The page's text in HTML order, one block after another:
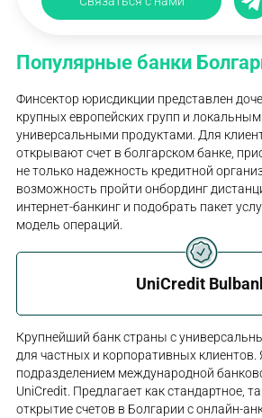
Популярные банки
Финсектор юрисдикции представлен
крупных европейских групп и
универсальными продуктами. Для
открывают счет в болгарском банке,
не только надежность кредитной
возможность пройти онбординг
интернет-банкинг и подобрать пакет
модель операций.
UniCredit
Крупнейший банк страны с
для частных и корпоративных клиентов.
подразделением международной
UniCredit. Предлагает как стандартное,
открытие счетов в Болгарии с онлайн-